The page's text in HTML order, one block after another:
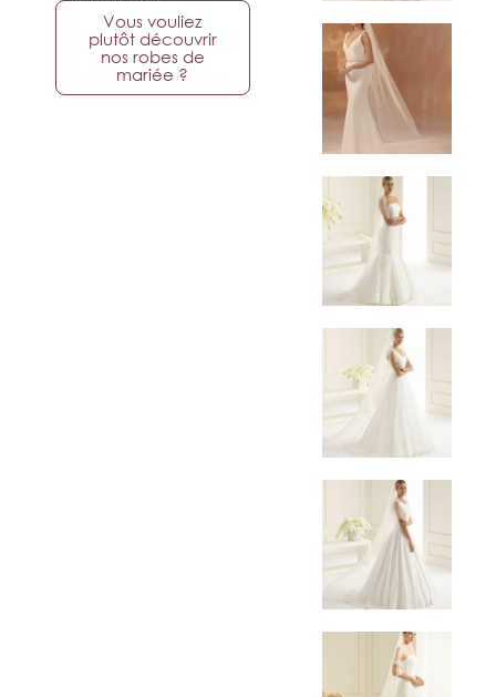
Vous vouliez
plutôt découvrir
nos robes de
mariée ?